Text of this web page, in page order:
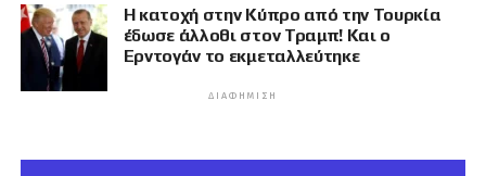
Η κατοχή στην Κύπρο από την Τουρκία
έδωσε άλλοθι στον Τραμπ! Και ο
Ερντογάν το εκμεταλλεύτηκε
ΔΙΑΦΉΜΙΣΗ